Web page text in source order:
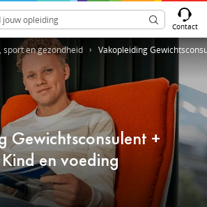
Contact
sport en gezondheid Vakopleiding
Gewichtsconsulent +
en voeding